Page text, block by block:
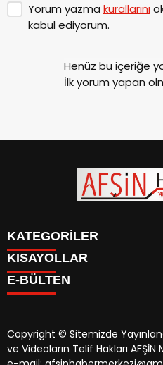
Yorum yazma kurallarını
kabul ediyorum.
Henüz bu içeriğe
İlk yorum yapan
KATEGORİLER
SİYASET
EĞİTİM
MAGAZİN
MANŞETLER
ÖZEL HABER
KISAYOLLAR
SİYASET
EĞİTİM
KÜLTÜR SANAT
MAGAZİN
E-BÜLTEN
afsinhaber.com e-bültenine
Copyright © Sitemizde
ve Videoların Telif Hakları AFŞİN